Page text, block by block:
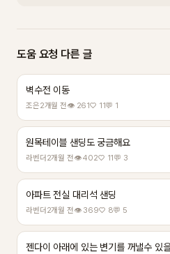
도움 요청 다른 글
벽수전 이동
조은2개월 전👁 261♡ 11💬 1
원목테이블 샌딩도 궁금해요
라벤더2개월 전👁 402♡ 11💬 3
아파트 전실 대리석 샌딩
라벤더2개월 전👁 369♡ 8💬 5
젠다이 아래에 있는 변기를 꺼낼수 있